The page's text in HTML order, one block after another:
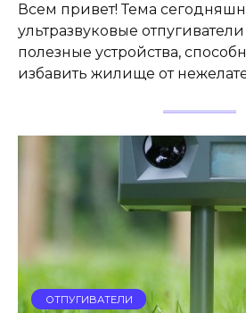
Всем привет! Тема
ультразвуковые
полезные устройства,
избавить жилище от
ОТПУГИВАТЕЛИ